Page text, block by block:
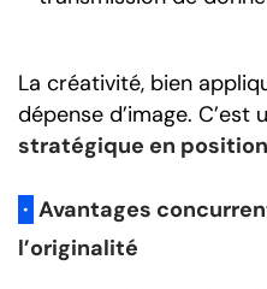
La créativité, bien
dépense d’image. C’est
stratégique en
· Avantages
l’originalité